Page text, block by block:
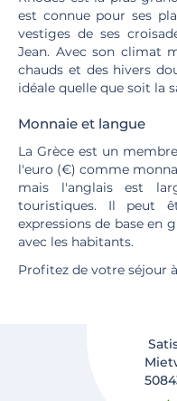
est connue pour ses
vestiges de ses
Jean. Avec son climat
chauds et des hivers
idéale quelle que soit la
Monnaie et langue
La Grèce est un
l'euro (€) comme
mais l'anglais est
touristiques. Il peut
expressions de base en
avec les habitants.
Profitez de votre séjour